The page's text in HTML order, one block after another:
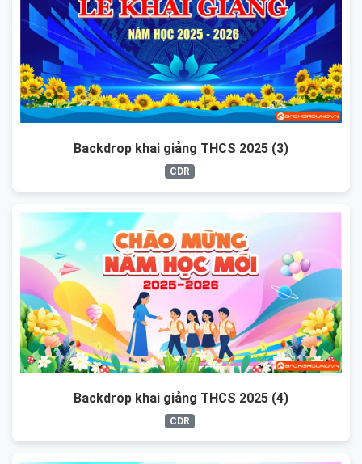
Backdrop khai giảng THCS 2025 (3)
CDR
Backdrop khai giảng THCS 2025 (4)
CDR